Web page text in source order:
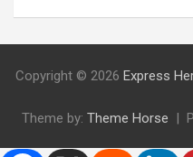
Copyright © 2026 Express
Theme by: Theme Horse